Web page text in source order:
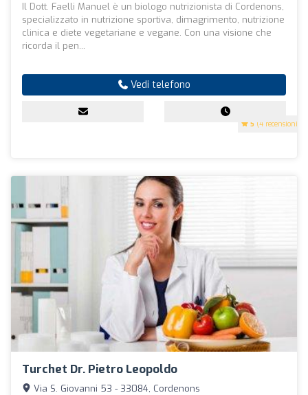
5 (4 recensioni)
Il Dott. Faelli Manuel è un biologo nutrizionista di Cordenons,
specializzato in nutrizione sportiva, dimagrimento, nutrizione
clinica e diete vegetariane e vegane. Con una visione che
ricorda il pen...
Vedi telefono
Turchet Dr. Pietro Leopoldo
Via S. Giovanni 53 - 33084, Cordenons